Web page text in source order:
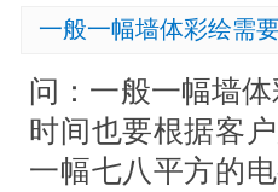
一般一幅墙体彩绘需
问：一般一幅墙
时间也要根据客
一幅七八平方的